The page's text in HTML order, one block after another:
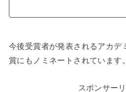
今後受賞者が発表されるアカデ
賞にもノミネートされています。
スポンサー